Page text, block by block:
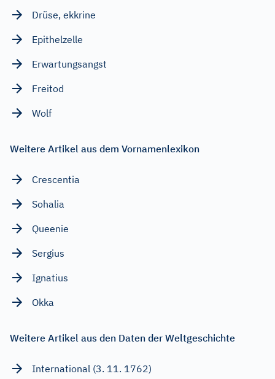
Drüse, ekkrine
Epithelzelle
Erwartungsangst
Freitod
Wolf
Weitere Artikel aus dem Vornamenlexikon
Crescentia
Sohalia
Queenie
Sergius
Ignatius
Okka
Weitere Artikel aus den Daten der Weltgeschichte
International (3. 11. 1762)